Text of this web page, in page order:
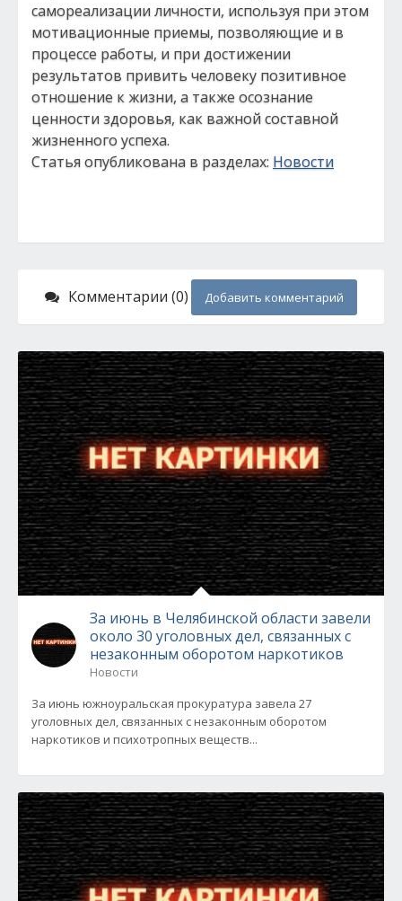
самореализации личности, используя при этом
мотивационные приемы, позволяющие и в
процессе работы, и при достижении
результатов привить человеку позитивное
отношение к жизни, а также осознание
ценности здоровья, как важной составной
жизненного успеха.
Статья опубликована в разделах: Новости
Комментарии (0) Добавить комментарий
За июнь в Челябинской области завели
около 30 уголовных дел, связанных с
незаконным оборотом наркотиков
Новости
За июнь южноуральская прокуратура завела 27
уголовных дел, связанных с незаконным оборотом
наркотиков и психотропных веществ...